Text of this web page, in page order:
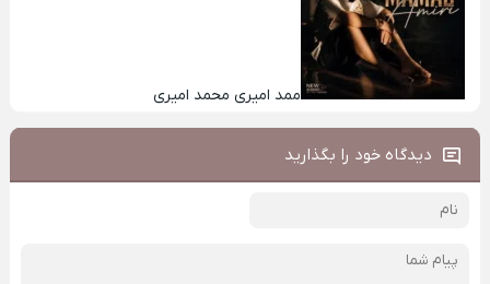
ممد امیری محمد امیری
دیدگاه خود را بگذارید